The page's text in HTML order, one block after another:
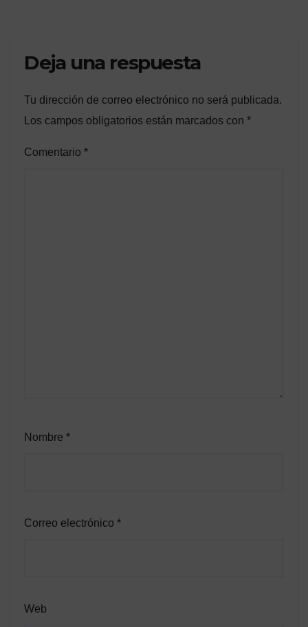
Deja una respuesta
Tu dirección de correo electrónico no será publicada.
Los campos obligatorios están marcados con *
Comentario *
Nombre *
Correo electrónico *
Web